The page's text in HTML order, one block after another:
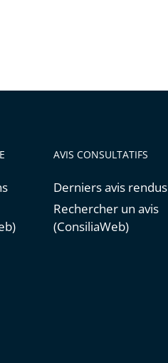
AVIS CONSULTATIFS
Derniers avis rendus
Rechercher un avis
(ConsiliaWeb)